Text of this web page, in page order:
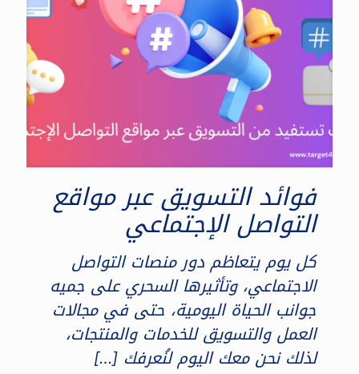
فوائد التسويق عبر مواقع
التواصل الإجتماعي
كل يوم يتعاظم دور منصات التواصل
الاجتماعي، وتأثيرها السحري على جميه
جوانب الحياة اليومية، حتى في مجالات
العمل والتسويق للخدمات والمنتجات،
لذلك نحن معك اليوم لنُعرفك […]